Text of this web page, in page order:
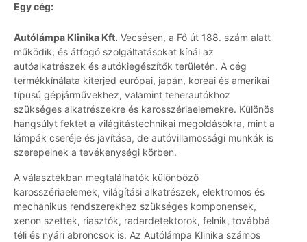
Egy cég:
Autólámpa Klinika Kft. Vecsésen, a Fő út 188. szám alatt
működik, és átfogó szolgáltatásokat kínál az
autóalkatrészek és autókiegészítők területén. A cég
termékkínálata kiterjed európai, japán, koreai és amerikai
típusú gépjárművekhez, valamint teherautókhoz
szükséges alkatrészekre és karosszériaelemekre. Különös
hangsúlyt fektet a világítástechnikai megoldásokra, mint a
lámpák cseréje és javítása, de autóvillamossági munkák is
szerepelnek a tevékenységi körben.
A választékban megtalálhatók különböző
karosszériaelemek, világítási alkatrészek, elektromos és
mechanikus rendszerekhez szükséges komponensek,
xenon szettek, riasztók, radardetektorok, felnik, továbbá
téli és nyári abroncsok is. Az Autólámpa Klinika számos